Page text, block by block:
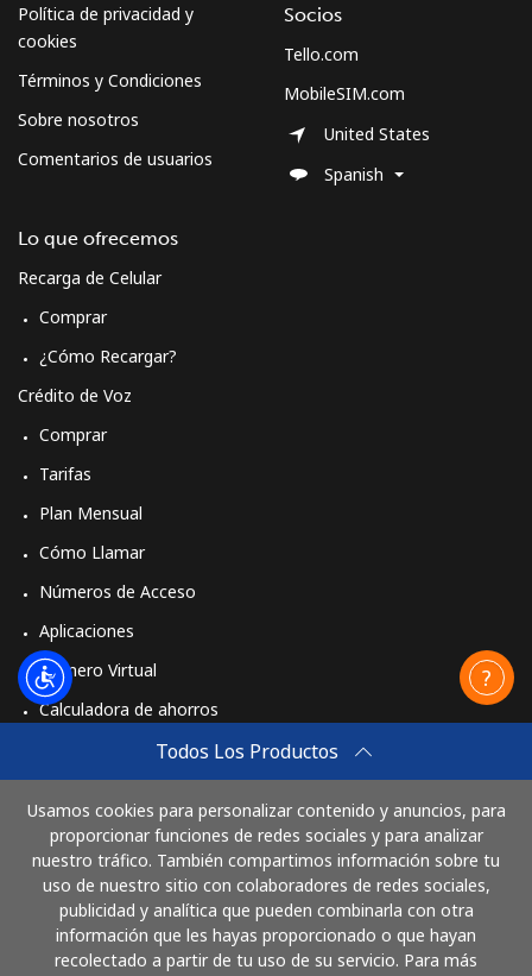
Todos Los Productos
Usamos cookies para personalizar contenido y anuncios, para
proporcionar funciones de redes sociales y para analizar
nuestro tráfico. También compartimos información sobre tu
uso de nuestro sitio con colaboradores de redes sociales,
publicidad y analítica que pueden combinarla con otra
información que les hayas proporcionado o que hayan
recolectado a partir de tu uso de su servicio. Para más
Política de privacidad y
cookies
Términos y Condiciones
Sobre nosotros
Comentarios de usuarios
Lo que ofrecemos
Recarga de Celular
Comprar
¿Cómo Recargar?
Crédito de Voz
Comprar
Tarifas
Plan Mensual
Cómo Llamar
Números de Acceso
Aplicaciones
Número Virtual
Calculadora de ahorros
Comprar
Cómo funciona
Socios
Tello.com
MobileSIM.com
United States
Spanish
Paga con